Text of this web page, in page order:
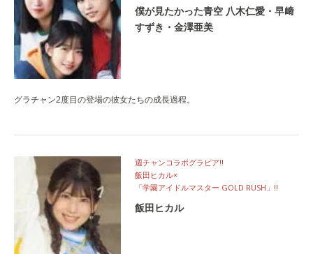
僕が見たかった青空 八木仁愛・早﨑
すずき・金澤亜美
グラチャン2度目の登場の彼女たちの成長過程。
週チャンコラボグラビア‼
飯田ヒカル×
「学園アイドルマスター GOLD RUSH」‼
飯田ヒカル